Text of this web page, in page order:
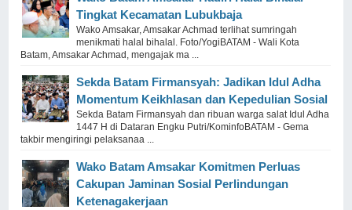
Tingkat Kecamatan Lubukbaja
Wako Amsakar, Amsakar Achmad terlihat sumringah
menikmati halal bihalal. Foto/YogiBATAM - Wali Kota
Batam, Amsakar Achmad, mengajak ma ...
Sekda Batam Firmansyah: Jadikan Idul Adha
Momentum Keikhlasan dan Kepedulian Sosial
Sekda Batam Firmansyah dan ribuan warga salat Idul Adha
1447 H di Dataran Engku Putri/KominfoBATAM - Gema
takbir mengiringi pelaksanaa ...
Wako Batam Amsakar Komitmen Perluas
Cakupan Jaminan Sosial Perlindungan
Ketenagakerjaan